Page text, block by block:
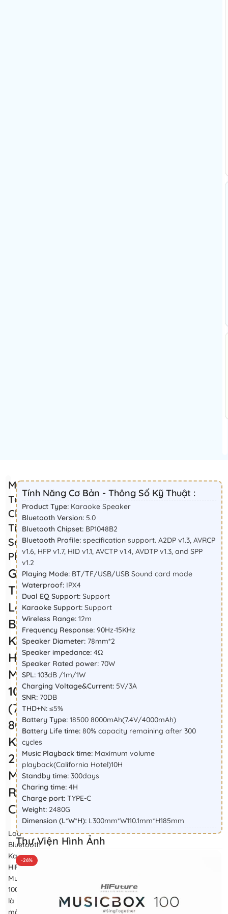
Mô
Tả
Chi
Tiết
Sản
Phẩm
Giới
Thiệu
Loa
Bluetooth
Karaoke
HiFuture
MusicBox
100
(70W,
8000mAh,
Kèm
2
Micro,
Remote
Controller)
Loa
Bluetooth
Karaoke
HiFuture
MusicBox
100
là
một
Tính Năng Cơ Bản - Thông Số Kỹ Thuật :
Product Type: Karaoke Speaker
Bluetooth Version: 5.0
Bluetooth Chipset: BP1048B2
Bluetooth Profile: specification support. A2DP v1.3, AVRCP
v1.6, HFP v1.7, HID v1.1, AVCTP v1.4, AVDTP v1.3, and SPP
v1.2
Playing Mode: BT/TF/USB/USB Sound card mode
Waterproof: IPX4
Dual EQ Support: Support
Karaoke Support: Support
Wireless Range: 12m
Frequency Response: 90Hz-15KHz
Speaker Diameter: 78mm*2
Speaker impedance: 4Ω
Speaker Rated power: 70W
SPL: 103dB /1m/1W
Charging Voltage&Current: 5V/3A
SNR: 70DB
THD+N: ≤5%
Battery Type: 18500 8000mAh(7.4V/4000mAh)
Battery Life time: 80% capacity remaining after 300
cycles
Music Playback time: Maximum volume
playback(California Hotel)10H
Standby time: 300days
Charing time: 4H
Charge port: TYPE-C
Weight: 2480G
Dimension (L*W*H): L300mm*W110.1mm*H185mm
Thư Viện Hình Ảnh
-26%